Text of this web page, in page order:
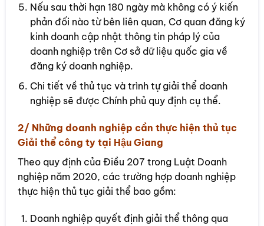
Nếu sau thời hạn 180 ngày mà không có ý kiến
phản đối nào từ bên liên quan, Cơ quan đăng ký
kinh doanh cập nhật thông tin pháp lý của
doanh nghiệp trên Cơ sở dữ liệu quốc gia về
đăng ký doanh nghiệp.
Chi tiết về thủ tục và trình tự giải thể doanh
nghiệp sẽ được Chính phủ quy định cụ thể.
2/ Những doanh nghiệp cần thực hiện thủ tục
Giải thể công ty tại Hậu Giang
Theo quy định của Điều 207 trong Luật Doanh
nghiệp năm 2020, các trường hợp doanh nghiệp
thực hiện thủ tục giải thể bao gồm:
Doanh nghiệp quyết định giải thể thông qua